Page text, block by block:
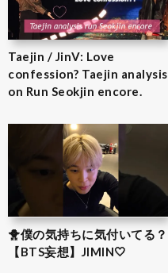
Taejin / JinV: Love
confession? Taejin analysis
on Run Seokjin encore.
🐥僕の気持ちに気付いてる？
【BTS妄想】JIMIN‎🤍